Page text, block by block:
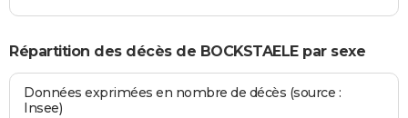
Répartition des décès de BOCKSTAELE par sexe
Données exprimées en nombre de décès (source :
Insee)